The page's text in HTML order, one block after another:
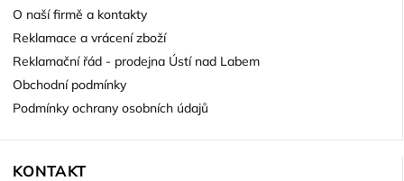
O naší firmě a kontakty
Reklamace a vrácení zboží
Reklamační řád - prodejna Ústí nad Labem
Obchodní podmínky
Podmínky ochrany osobních údajů
KONTAKT